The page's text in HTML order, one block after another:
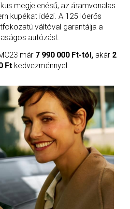
megjelenésű, az áramvonalas
kupékat idézi. A 125 lóerős
váltóval garantálja a
autózást.
már 7 990 000 Ft-tól, akár 2
Ftkedvezménnyel.